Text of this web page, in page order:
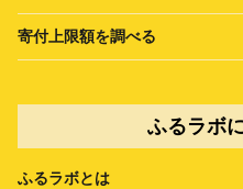
寄付上限額を調べる
ふるラボ
ふるラボとは